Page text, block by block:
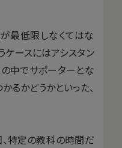
最低限しなくてはな
ケースにはアシスタン
の中でサポーターとな
るかどうかといった、
特定の教科の時間だ